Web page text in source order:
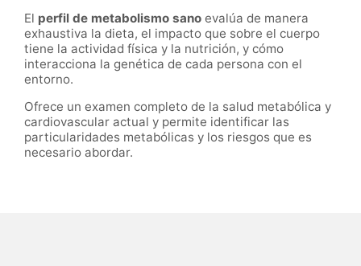
El perfil de metabolismo sano evalúa de manera
exhaustiva la dieta, el impacto que sobre el cuerpo
tiene la actividad física y la nutrición, y cómo
interacciona la genética de cada persona con el
entorno.
Ofrece un examen completo de la salud metabólica y
cardiovascular actual y permite identificar las
particularidades metabólicas y los riesgos que es
necesario abordar.